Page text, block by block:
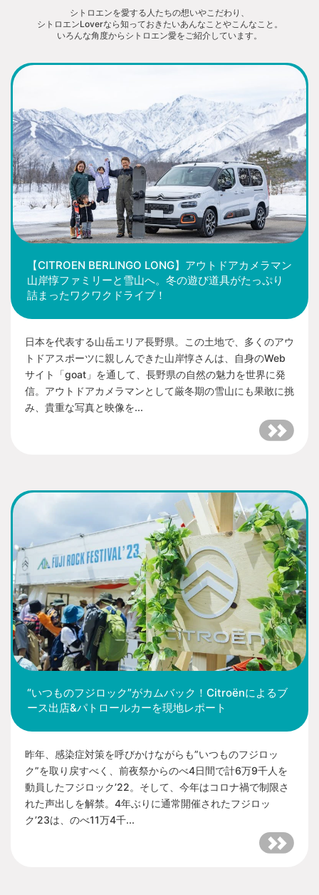
シトロエンを愛する人たちの想いやこだわり、
シトロエンLoverなら知っておきたいあんなことやこんなこと。
いろんな角度からシトロエン愛をご紹介しています。
【CITROEN BERLINGO LONG】アウトドアカメラマン
山岸惇ファミリーと雪山へ。冬の遊び道具がたっぷり
詰まったワクワクドライブ！
日本を代表する山岳エリア長野県。この土地で、多くのアウ
トドアスポーツに親しんできた山岸惇さんは、自身のWeb
サイト「goat」を通して、長野県の自然の魅力を世界に発
信。アウトドアカメラマンとして厳冬期の雪山にも果敢に挑
み、貴重な写真と映像を...
“いつものフジロック”がカムバック！Citroënによるブ
ース出店&パトロールカーを現地レポート
昨年、感染症対策を呼びかけながらも”いつものフジロッ
ク”を取り戻すべく、前夜祭からのべ4日間で計6万9千人を
動員したフジロック’22。そして、今年はコロナ禍で制限さ
れた声出しを解禁。4年ぶりに通常開催されたフジロッ
ク’23は、のべ11万4千...